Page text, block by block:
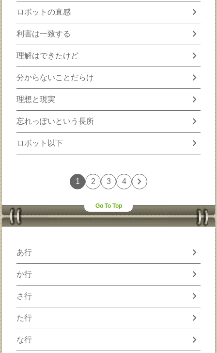
ロボットの直感 chevron_right
利害は一致する chevron_right
理解はできたけど chevron_right
分からないことだらけ chevron_right
理想と現実 chevron_right
忘れっぽいという長所 chevron_right
ロボット以下 chevron_right
1 2 3 4 chevron_right
Go To Top
あ行 chevron_right
か行 chevron_right
さ行 chevron_right
た行 chevron_right
な行 chevron_right